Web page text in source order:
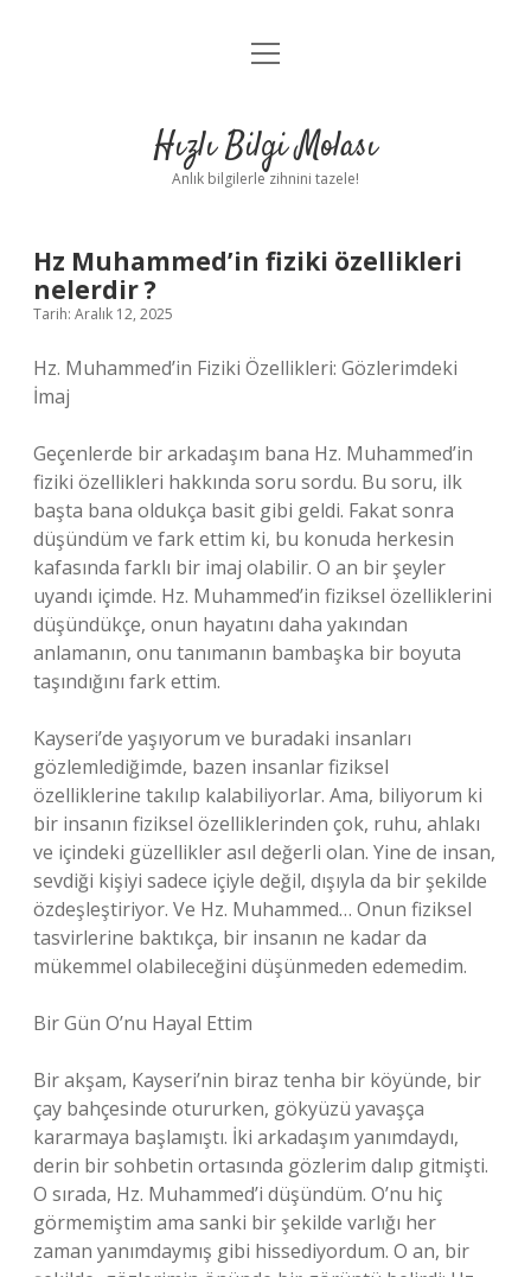
Anasayfa
Yasal Uyarı
menüyü
Hızlı Bilgi Molası
Anlık bilgilerle zihnini tazele!
Hz Muhammed’in fiziki özellikleri
nelerdir ?
Tarih: Aralık 12, 2025
Hz. Muhammed’in Fiziki Özellikleri: Gözlerimdeki
İmaj
Geçenlerde bir arkadaşım bana Hz. Muhammed’in
fiziki özellikleri hakkında soru sordu. Bu soru, ilk
başta bana oldukça basit gibi geldi. Fakat sonra
düşündüm ve fark ettim ki, bu konuda herkesin
kafasında farklı bir imaj olabilir. O an bir şeyler
uyandı içimde. Hz. Muhammed’in fiziksel özelliklerini
düşündükçe, onun hayatını daha yakından
anlamanın, onu tanımanın bambaşka bir boyuta
taşındığını fark ettim.
Kayseri’de yaşıyorum ve buradaki insanları
gözlemlediğimde, bazen insanlar fiziksel
özelliklerine takılıp kalabiliyorlar. Ama, biliyorum ki
bir insanın fiziksel özelliklerinden çok, ruhu, ahlakı
ve içindeki güzellikler asıl değerli olan. Yine de insan,
sevdiği kişiyi sadece içiyle değil, dışıyla da bir şekilde
özdeşleştiriyor. Ve Hz. Muhammed… Onun fiziksel
tasvirlerine baktıkça, bir insanın ne kadar da
mükemmel olabileceğini düşünmeden edemedim.
Bir Gün O’nu Hayal Ettim
Bir akşam, Kayseri’nin biraz tenha bir köyünde, bir
çay bahçesinde otururken, gökyüzü yavaşça
kararmaya başlamıştı. İki arkadaşım yanımdaydı,
derin bir sohbetin ortasında gözlerim dalıp gitmişti.
O sırada, Hz. Muhammed’i düşündüm. O’nu hiç
görmemiştim ama sanki bir şekilde varlığı her
zaman yanımdaymış gibi hissediyordum. O an, bir